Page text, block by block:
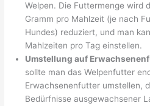
Welpen. Die Futtermenge wird
Gramm pro Mahlzeit (je nach
Hundes) reduziert, und man
Mahlzeiten pro Tag einstellen.
Umstellung auf
sollte man das Welpenfutter
Erwachsenenfutter umstellen,
Bedürfnisse ausgewachsener